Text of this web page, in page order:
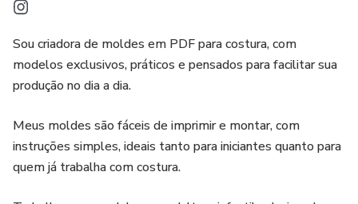
Sou criadora de moldes em PDF para costura, com
modelos exclusivos, práticos e pensados para facilitar sua
produção no dia a dia.
Meus moldes são fáceis de imprimir e montar, com
instruções simples, ideais tanto para iniciantes quanto para
quem já trabalha com costura.